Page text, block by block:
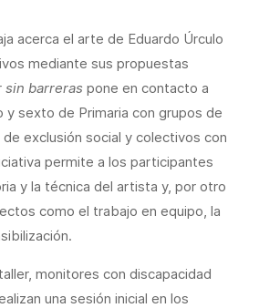
acerca el arte de Eduardo Úrculo
mediante sus propuestas
sin barreras pone en contacto a
y sexto de Primaria con grupos de
exclusión social y colectivos con
permite a los participantes
y la técnica del artista y, por otro
como el trabajo en equipo, la
monitores con discapacidad
una sesión inicial en los